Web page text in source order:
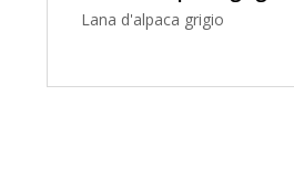
Lana d'alpaca grigio